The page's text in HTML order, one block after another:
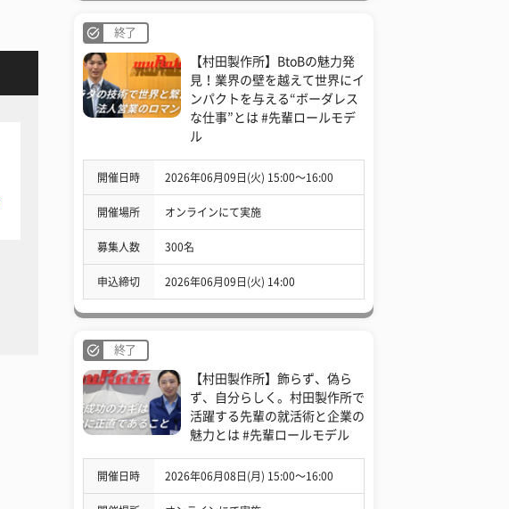
終了
【村田製作所】BtoBの魅力発
見！業界の壁を越えて世界にイ
ンパクトを与える“ボーダレス
な仕事”とは #先輩ロールモデ
ル
開催日時 2026年06月09日(火) 15:00〜16:00
開催場所 オンラインにて実施
募集人数 300名
申込締切 2026年06月09日(火) 14:00
終了
【村田製作所】飾らず、偽ら
ず、自分らしく。村田製作所で
活躍する先輩の就活術と企業の
魅力とは #先輩ロールモデル
開催日時 2026年06月08日(月) 15:00〜16:00